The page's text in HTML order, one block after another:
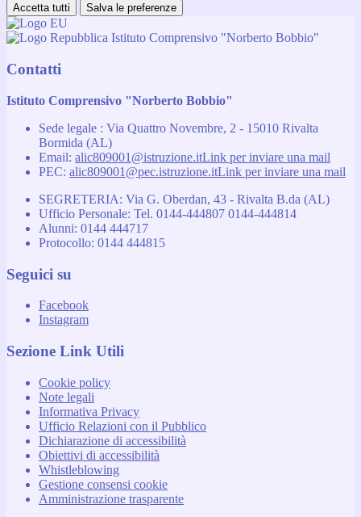
Accetta tutti Salva le preferenze
Istituto Comprensivo "Norberto Bobbio"
Contatti
Istituto Comprensivo "Norberto Bobbio"
Sede legale : Via Quattro Novembre, 2 - 15010 Rivalta
Bormida (AL)
Email: alic809001@istruzione.itLink per inviare una mail
PEC: alic809001@pec.istruzione.itLink per inviare una mail
SEGRETERIA: Via G. Oberdan, 43 - Rivalta B.da (AL)
Ufficio Personale: Tel. 0144-444807 0144-444814
Alunni: 0144 444717
Protocollo: 0144 444815
Seguici su
Facebook
Instagram
Sezione Link Utili
Cookie policy
Note legali
Informativa Privacy
Ufficio Relazioni con il Pubblico
Dichiarazione di accessibilità
Obiettivi di accessibilità
Whistleblowing
Gestione consensi cookie
Amministrazione trasparente